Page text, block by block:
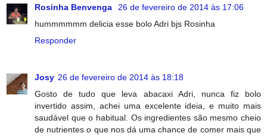
Rosinha Benvenga
26 de fevereiro de 2014 às 17:06
hummmmmm delicia esse bolo Adri bjs Rosinha
Responder
Josy 26 de fevereiro de 2014 às 18:18
Gosto de tudo que leva abacaxi Adri, nunca fiz bolo
invertido assim, achei uma excelente ideia, e muito mais
saudável que o habitual. Os ingredientes são mesmo cheio
de nutrientes o que nos dá uma chance de comer mais que